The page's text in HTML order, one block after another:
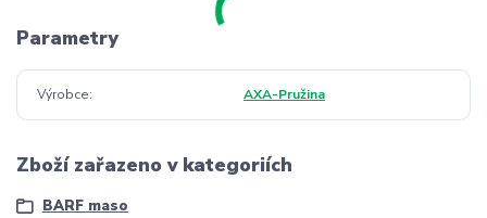
Parametry
Výrobce AXA-Pružina
Zboží zařazeno v kategoriích
BARF maso